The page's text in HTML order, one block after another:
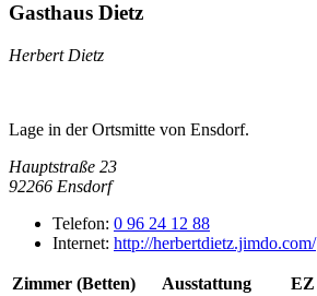
Gasthaus Dietz
Herbert Dietz
Lage in der Ortsmitte von Ensdorf.
Hauptstraße 23
92266 Ensdorf
Telefon: 0 96 24 12 88
Internet: http://herbertdietz.jimdo.com/
Zimmer (Betten) Ausstattung EZ